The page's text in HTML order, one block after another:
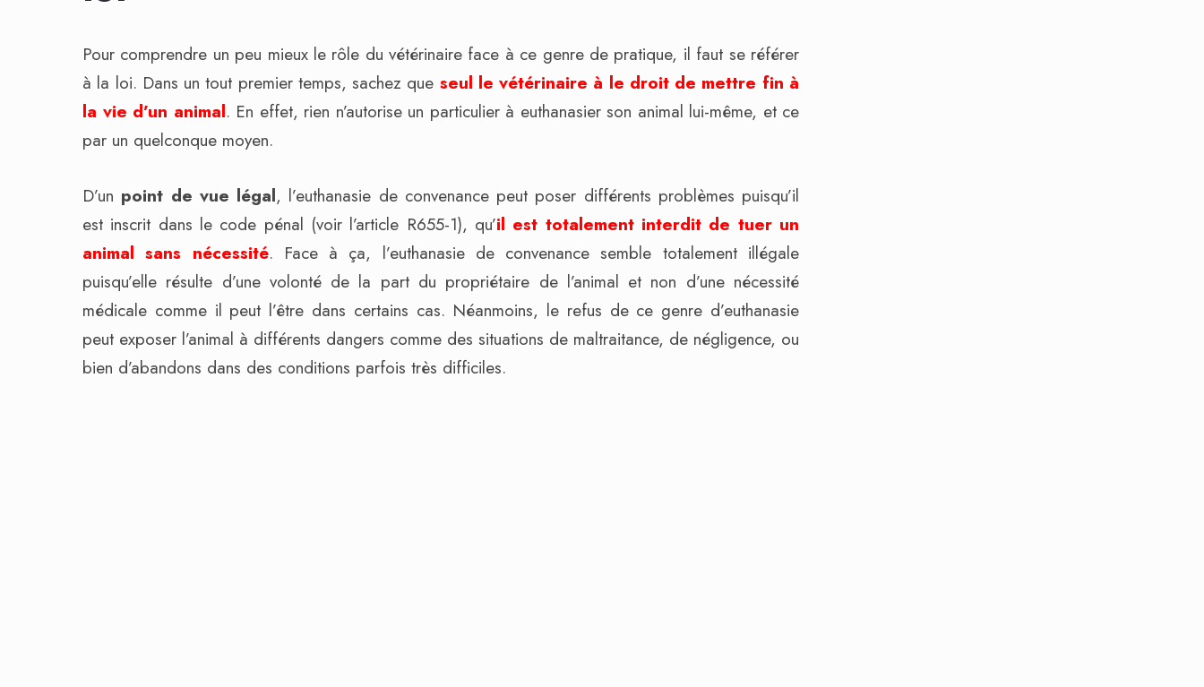
Pour comprendre un peu mieux le rôle du vétérinaire face à ce genre de pratique, il faut se référer
à la loi. Dans un tout premier temps, sachez que seul le vétérinaire à le droit de mettre fin à
la vie d’un animal. En effet, rien n’autorise un particulier à euthanasier son animal lui-même, et ce
par un quelconque moyen.
D’un point de vue légal, l’euthanasie de convenance peut poser différents problèmes puisqu’il
est inscrit dans le code pénal (voir l’article R655-1), qu’il est totalement interdit de tuer un
animal sans nécessité. Face à ça, l’euthanasie de convenance semble totalement illégale
puisqu’elle résulte d’une volonté de la part du propriétaire de l’animal et non d’une nécessité
médicale comme il peut l’être dans certains cas. Néanmoins, le refus de ce genre d’euthanasie
peut exposer l’animal à différents dangers comme des situations de maltraitance, de négligence, ou
bien d’abandons dans des conditions parfois très difficiles.